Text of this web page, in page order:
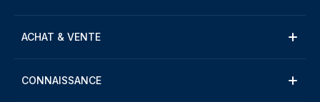
ACHAT & VENTE
CONNAISSANCE